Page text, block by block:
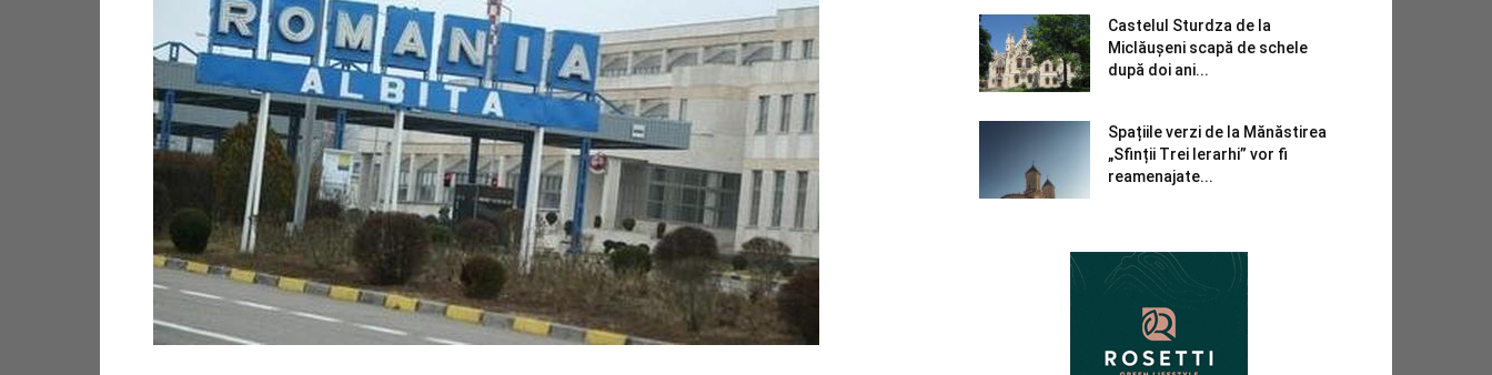
Castelul Sturdza de la
Miclăușeni scapă de schele
după doi ani...
Spațiile verzi de la Mănăstirea
„Sfinții Trei Ierarhi” vor fi
reamenajate...